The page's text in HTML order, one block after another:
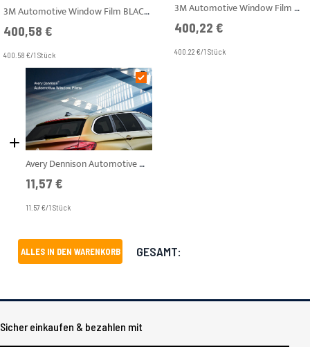
3M Automotive Window Film BLACK SHADE 15 ABG Sonnenschutz 1,524 x 30,5 m
400,58 €
400.58 €/1 Stück
3M Automotive Window Film BLACK SHADE 30 ABG Sonnenschutz 1,524 x 30,5 m
400,22 €
400.22 €/1 Stück
Avery Dennison Automotive Window Film HP 15 PRO H BLACK Sonnenschutz 0.762 m
11,57 €
11.57 €/1 Stück
ALLES IN DEN WARENKORB GESAMT:
Sicher einkaufen & bezahlen mit